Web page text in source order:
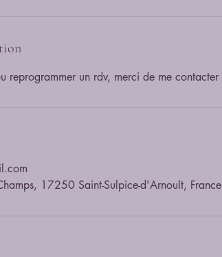
17250 Saint-Sulpice-d'Arnoult, France